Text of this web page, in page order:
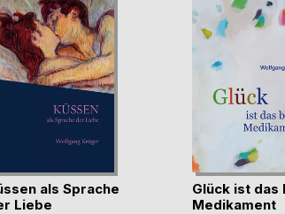
als Sprache
Liebe
Glück ist das
Medikament